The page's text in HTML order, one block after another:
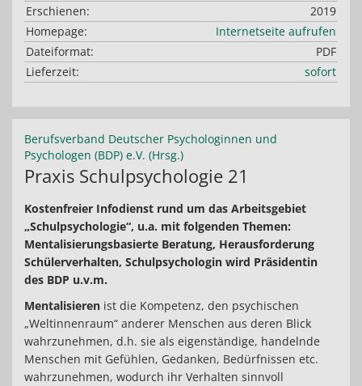
Erschienen:
2019
Homepage:
Internetseite aufrufen
Dateiformat:
PDF
Lieferzeit:
sofort
Berufsverband Deutscher Psychologinnen und
Psychologen (BDP) e.V. (Hrsg.)
Praxis Schulpsychologie 21
Kostenfreier Infodienst rund um das Arbeitsgebiet
„Schulpsychologie“, u.a. mit folgenden Themen:
Mentalisierungsbasierte Beratung, Herausforderung
Schülerverhalten, Schulpsychologin wird Präsidentin
des BDP u.v.m.
Mentalisieren ist die Kompetenz, den psychischen
„Weltinnenraum“ anderer Menschen aus deren Blick
wahrzunehmen, d.h. sie als eigenständige, handelnde
Menschen mit Gefühlen, Gedanken, Bedürfnissen etc.
wahrzunehmen, wodurch ihr Verhalten sinnvoll